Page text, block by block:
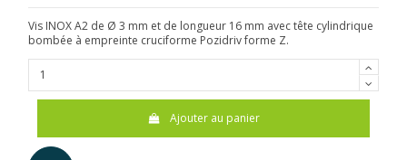
Vis INOX A2 de Ø 3 mm et de longueur 16 mm avec tête cylindrique
bombée à empreinte cruciforme Pozidriv forme Z.
Ajouter au panier